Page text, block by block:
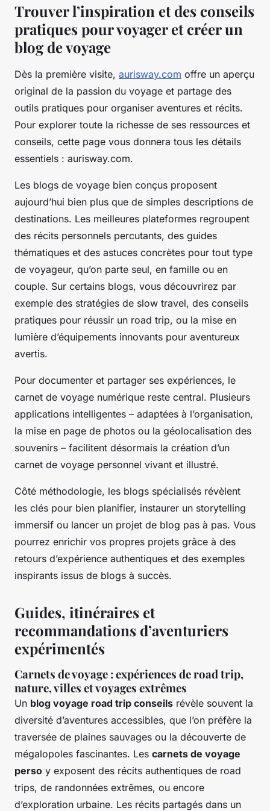
Trouver l’inspiration et des conseils
pratiques pour voyager et créer un
blog de voyage
Dès la première visite, aurisway.com offre un aperçu
original de la passion du voyage et partage des
outils pratiques pour organiser aventures et récits.
Pour explorer toute la richesse de ses ressources et
conseils, cette page vous donnera tous les détails
essentiels : aurisway.com.
Les blogs de voyage bien conçus proposent
aujourd’hui bien plus que de simples descriptions de
destinations. Les meilleures plateformes regroupent
des récits personnels percutants, des guides
thématiques et des astuces concrètes pour tout type
de voyageur, qu’on parte seul, en famille ou en
couple. Sur certains blogs, vous découvrirez par
exemple des stratégies de slow travel, des conseils
pratiques pour réussir un road trip, ou la mise en
lumière d’équipements innovants pour aventureux
avertis.
Pour documenter et partager ses expériences, le
carnet de voyage numérique reste central. Plusieurs
applications intelligentes – adaptées à l’organisation,
la mise en page de photos ou la géolocalisation des
souvenirs – facilitent désormais la création d’un
carnet de voyage personnel vivant et illustré.
Côté méthodologie, les blogs spécialisés révèlent
les clés pour bien planifier, instaurer un storytelling
immersif ou lancer un projet de blog pas à pas. Vous
pourrez enrichir vos propres projets grâce à des
retours d’expérience authentiques et des exemples
inspirants issus de blogs à succès.
Guides, itinéraires et
recommandations d’aventuriers
expérimentés
Carnets de voyage : expériences de road trip,
nature, villes et voyages extrêmes
Un blog voyage road trip conseils révèle souvent la
diversité d’aventures accessibles, que l’on préfère la
traversée de plaines sauvages ou la découverte de
mégalopoles fascinantes. Les carnets de voyage
perso y exposent des récits authentiques de road
trips, de randonnées extrêmes, ou encore
d’exploration urbaine. Les récits partagés dans un